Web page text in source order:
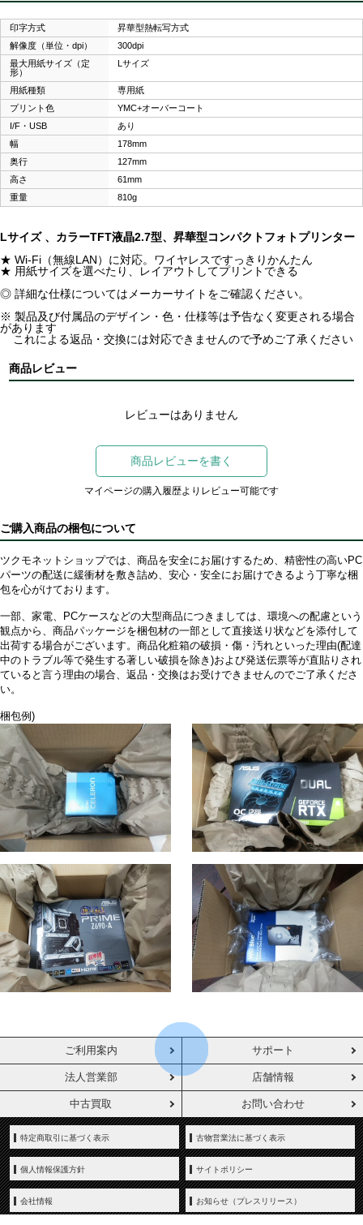
印字方式
昇華型熱転写方式
解像度（単位・dpi）
300dpi
最大用紙サイズ（定
形）
Lサイズ
用紙種類
専用紙
プリント色
YMC+オーバーコート
I/F・USB
あり
幅
178mm
奥行
127mm
高さ
61mm
重量
810g
Lサイズ 、カラーTFT液晶2.7型、昇華型コンパクトフォトプリンター
★ Wi-Fi（無線LAN）に対応。ワイヤレスですっきりかんたん
★ 用紙サイズを選べたり、レイアウトしてプリントできる
◎ 詳細な仕様についてはメーカーサイトをご確認ください。
※ 製品及び付属品のデザイン・色・仕様等は予告なく変更される場合
があります
これによる返品・交換には対応できませんので予めご了承ください
商品レビュー
レビューはありません
商品レビューを書く
マイページの購入履歴よりレビュー可能です
ご購入商品の梱包について
ツクモネットショップでは、商品を安全にお届けするため、精密性の高いPC
パーツの配送に緩衝材を敷き詰め、安心・安全にお届けできるよう丁寧な梱
包を心がけております。
一部、家電、PCケースなどの大型商品につきましては、環境への配慮という
観点から、商品パッケージを梱包材の一部として直接送り状などを添付して
出荷する場合がございます。商品化粧箱の破損・傷・汚れといった理由(配達
中のトラブル等で発生する著しい破損を除き)および発送伝票等が直貼りされ
ていると言う理由の場合、返品・交換はお受けできませんのでご了承くださ
い。
梱包例)
ご利用案内 サポート
法人営業部 店舗情報
中古買取 お問い合わせ
特定商取引に基づく表示 古物営業法に基づく表示
個人情報保護方針 サイトポリシー
会社情報 お知らせ（プレスリリース）